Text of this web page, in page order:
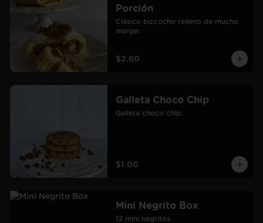
Porción
Clásico bizcocho relleno de mucho
manjar.
$2.60
Galleta Choco Chip
Galleta choco chip.
$1.00
Mini Negrito Box
12 mini negritos.